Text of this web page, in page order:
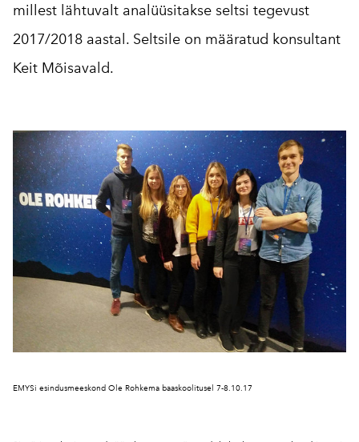
millest lähtuvalt analüüsitakse seltsi tegevust
2017/2018 aastal. Seltsile on määratud konsultant
Keit Mõisavald.
EMYSi esindusmeeskond Ole Rohkema baaskoolitusel 7-8.10.17